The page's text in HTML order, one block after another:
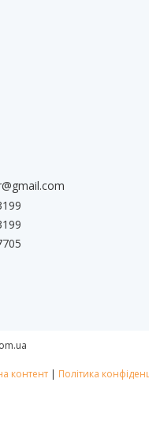
контент | Політика